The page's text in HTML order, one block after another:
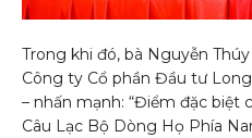
Trong khi đó, bà Nguyễn
Công ty Cổ phần Đầu tư
– nhấn mạnh: “Điểm đặc biệt
Câu Lạc Bộ Dòng Họ Phía